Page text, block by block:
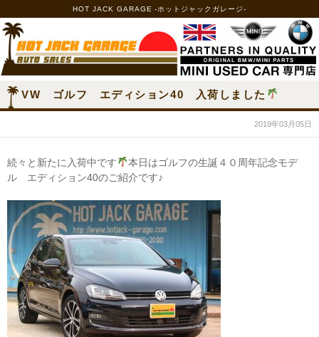
HOT JACK GARAGE -ホットジャックガレージ-
VW ゴルフ エディション40 入荷しました
2019年03月05日
続々と新たに入荷中です
本日はゴルフの生誕４０周年記念モデ
ル エディション40のご紹介です♪